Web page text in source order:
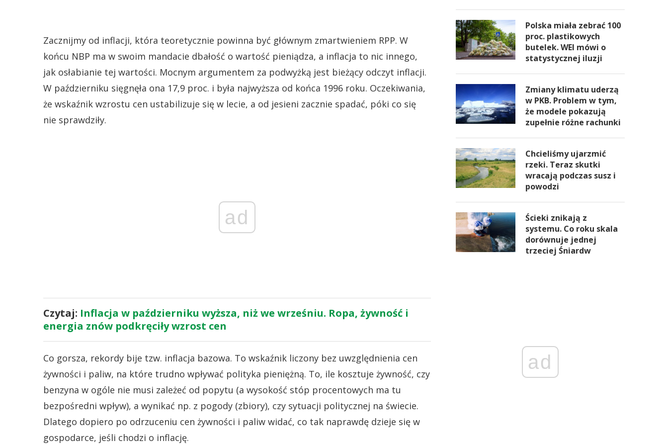
Zacznijmy od inflacji, która teoretycznie powinna być głównym zmartwieniem RPP. W
końcu NBP ma w swoim mandacie dbałość o wartość pieniądza, a inflacja to nic innego,
jak osłabianie tej wartości. Mocnym argumentem za podwyżką jest bieżący odczyt inflacji.
W październiku sięgnęła ona 17,9 proc. i była najwyższa od końca 1996 roku. Oczekiwania,
że wskaźnik wzrostu cen ustabilizuje się w lecie, a od jesieni zacznie spadać, póki co się
nie sprawdziły.
ad
Czytaj: Inflacja w październiku wyższa, niż we wrześniu. Ropa, żywność i
energia znów podkręciły wzrost cen
Co gorsza, rekordy bije tzw. inflacja bazowa. To wskaźnik liczony bez uwzględnienia cen
żywności i paliw, na które trudno wpływać polityka pieniężną. To, ile kosztuje żywność, czy
benzyna w ogóle nie musi zależeć od popytu (a wysokość stóp procentowych ma tu
bezpośredni wpływ), a wynikać np. z pogody (zbiory), czy sytuacji politycznej na świecie.
Dlatego dopiero po odrzuceniu cen żywności i paliw widać, co tak naprawdę dzieje się w
gospodarce, jeśli chodzi o inflację.
Polska miała zebrać 100
proc. plastikowych
butelek. WEI mówi o
statystycznej iluzji
Zmiany klimatu uderzą
w PKB. Problem w tym,
że modele pokazują
zupełnie różne rachunki
Chcieliśmy ujarzmić
rzeki. Teraz skutki
wracają podczas susz i
powodzi
Ścieki znikają z
systemu. Co roku skala
dorównuje jednej
trzeciej Śniardw
ad